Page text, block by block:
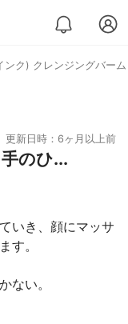
ンク) クレンジングバーム
更新日時：6ヶ月以上前
のひ...
いき、顔にマッサ
す。
ない。